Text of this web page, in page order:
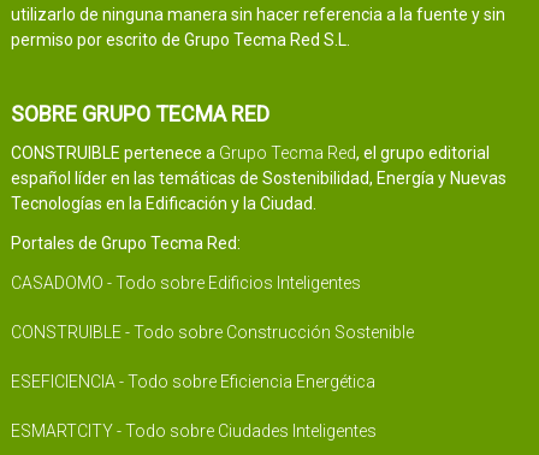
utilizarlo de ninguna manera sin hacer referencia a la fuente y sin
permiso por escrito de Grupo Tecma Red S.L.
SOBRE GRUPO TECMA RED
CONSTRUIBLE pertenece a Grupo Tecma Red, el grupo editorial
español líder en las temáticas de Sostenibilidad, Energía y Nuevas
Tecnologías en la Edificación y la Ciudad.
Portales de Grupo Tecma Red:
CASADOMO - Todo sobre Edificios Inteligentes
CONSTRUIBLE - Todo sobre Construcción Sostenible
ESEFICIENCIA - Todo sobre Eficiencia Energética
ESMARTCITY - Todo sobre Ciudades Inteligentes